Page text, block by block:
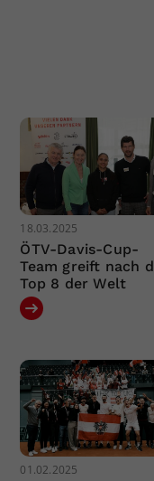
18.03.2025
ÖTV-Davis-Cup-
Team greift nach
Top 8 der Welt
01.02.2025